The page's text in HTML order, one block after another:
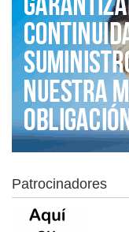
Patrocinadores